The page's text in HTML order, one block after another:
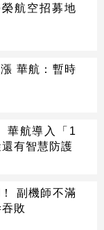
航空招募地
華航：暫時
華航導入「1
有智慧防護
副機師不滿
敗